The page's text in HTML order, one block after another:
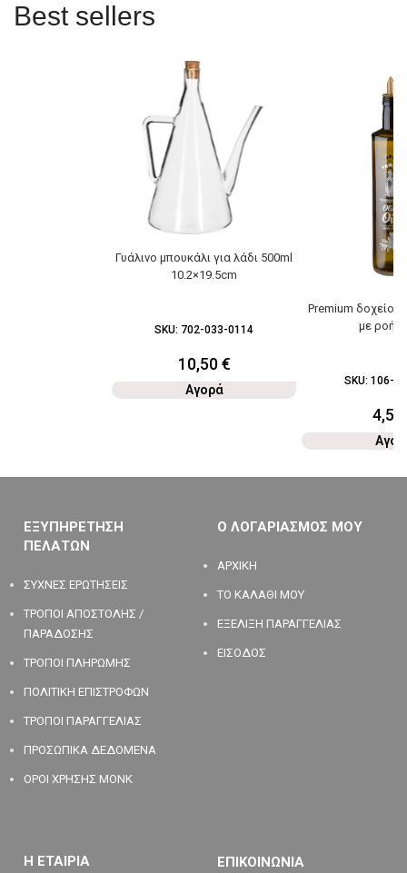
Best sellers
Γυάλινο μπουκάλι για λάδι 500ml
10.2×19.5cm
SKU: 702-033-0114
10,50€
Αγορά
Premium δοχείο
με ροή
SKU: 106-
4,50
ΕΞΥΠΗΡΕΤΗΣΗ
ΠΕΛΑΤΩΝ
ΣΥΧΝΕΣ ΕΡΩΤΗΣΕΙΣ
ΤΡΟΠΟΙ ΑΠΟΣΤΟΛΗΣ /
ΠΑΡΑΔΟΣΗΣ
ΤΡΟΠΟΙ ΠΛΗΡΩΜΗΣ
ΠΟΛΙΤΙΚΗ ΕΠΙΣΤΡΟΦΩΝ
ΤΡΟΠΟΙ ΠΑΡΑΓΓΕΛΙΑΣ
ΠΡΟΣΩΠΙΚΑ ΔΕΔΟΜΕΝΑ
ΟΡΟΙ ΧΡΗΣΗΣ MONK
Ο ΛΟΓΑΡΙΑΣΜΟΣ ΜΟΥ
ΑΡΧΙΚΗ
ΤΟ ΚΑΛΑΘΙ ΜΟΥ
ΕΞΕΛΙΞΗ ΠΑΡΑΓΓΕΛΙΑΣ
ΕΙΣΟΔΟΣ
Η ΕΤΑΙΡΙΑ ΕΠΙΚΟΙΝΩΝΙΑ